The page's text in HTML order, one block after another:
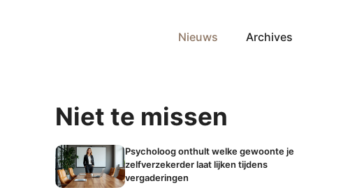
Nieuws Archives
Niet te missen
Psycholoog onthult welke gewoonte je
zelfverzekerder laat lijken tijdens
vergaderingen